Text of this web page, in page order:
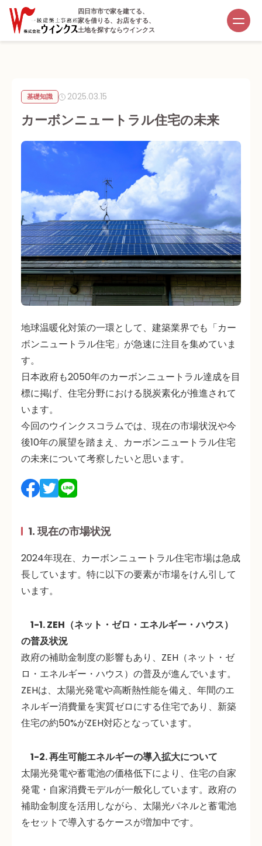
四日市市で家を建てる、
家を借りる、お店をする、
土地を探すならウインクス
基礎知識 2025.03.15
カーボンニュートラル住宅の未来
地球温暖化対策の一環として、建築業界でも「カー
ボンニュートラル住宅」が急速に注目を集めていま
す。
日本政府も2050年のカーボンニュートラル達成を目
標に掲げ、住宅分野における脱炭素化が推進されて
います。
今回のウインクスコラムでは、現在の市場状況や今
後10年の展望を踏まえ、カーボンニュートラル住宅
の未来について考察したいと思います。
1. 現在の市場状況
2024年現在、カーボンニュートラル住宅市場は急成
長しています。特に以下の要素が市場をけん引して
います。
1-1. ZEH（ネット・ゼロ・エネルギー・ハウス）
の普及状況
政府の補助金制度の影響もあり、ZEH（ネット・ゼ
ロ・エネルギー・ハウス）の普及が進んでいます。
ZEHは、太陽光発電や高断熱性能を備え、年間のエ
ネルギー消費量を実質ゼロにする住宅であり、新築
住宅の約50%がZEH対応となっています。
1-2. 再生可能エネルギーの導入拡大について
太陽光発電や蓄電池の価格低下により、 住宅の自家
発電・自家消費モデルが一般化しています。政府の
補助金制度を活用しながら、太陽光パネルと蓄電池
をセットで導入するケースが増加中です。